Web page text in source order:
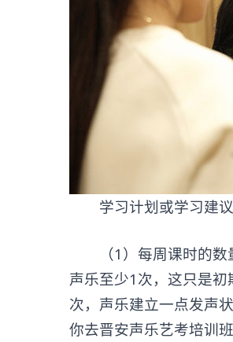
学习计划或学习建议
（1）每周课时的数量
声乐至少1次，这只是
次，声乐建立一点发声
你去晋安声乐艺考培训